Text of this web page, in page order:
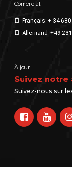
Comercial:
Français: + 34 680
Allemand: +49
À jour
Suivez
Suivez-nous sur